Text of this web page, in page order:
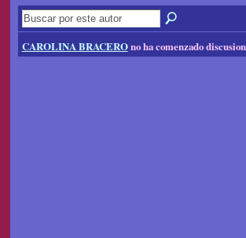
CAROLINA BRACEROno ha comenzado